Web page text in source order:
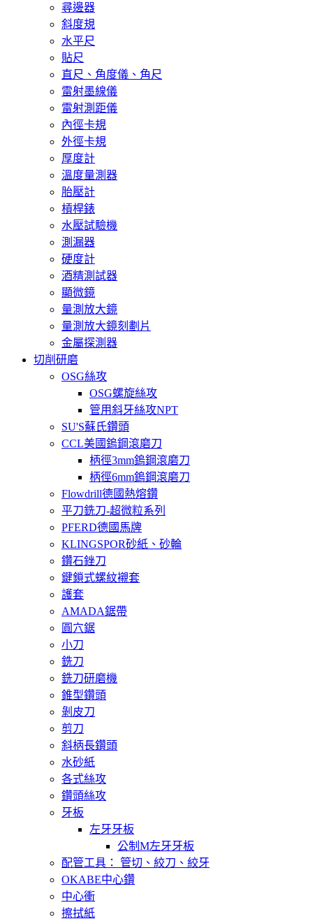
尋邊器
斜度規
水平尺
貼尺
直尺、角度儀、角尺
雷射墨線儀
雷射測距儀
內徑卡規
外徑卡規
厚度計
溫度量測器
胎壓計
槓桿錶
水壓試驗機
測漏器
硬度計
酒精測試器
顯微鏡
量測放大鏡
量測放大鏡刻劃片
金屬探測器
切削研磨
OSG絲攻
OSG螺旋絲攻
管用斜牙絲攻NPT
SU'S蘇氏鑽頭
CCL美國鎢鋼滾磨刀
柄徑3mm鎢鋼滾磨刀
柄徑6mm鎢鋼滾磨刀
Flowdrill德國熱熔鑽
平刀銑刀-超微粒系列
PFERD德國馬牌
KLINGSPOR砂紙、砂輪
鑽石銼刀
鍵鎖式螺紋襯套
護套
AMADA鋸帶
圓穴鋸
小刀
銑刀
銑刀研磨機
錐型鑽頭
剝皮刀
剪刀
斜柄長鑽頭
水砂紙
各式絲攻
鑽頭絲攻
牙板
左牙牙板
公制M左牙牙板
配管工具： 管切、絞刀、絞牙
OKABE中心鑽
中心衝
擦拭紙